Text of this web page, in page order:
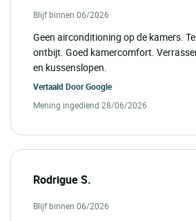
Blijf binnen 06/2026
Geen airconditioning op de kamers.
ontbijt. Goed kamercomfort.
en kussenslopen.
Vertaald DoorGoogle
Mening ingediend 28/06/2026
Rodrigue S.
Blijf binnen 06/2026